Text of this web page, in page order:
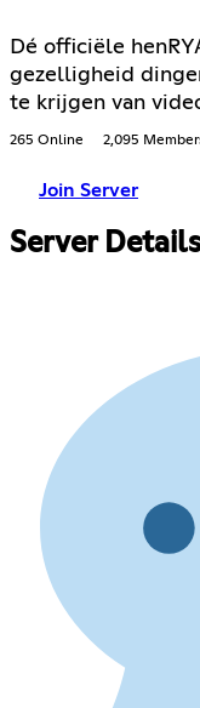
Dé officiële
gezelligheid
te krijgen van
265 Online 2,095
Join Server
Server Details